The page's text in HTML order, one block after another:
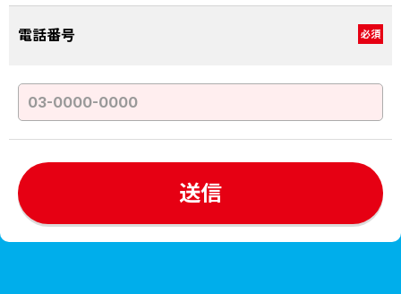
電話番号 必須